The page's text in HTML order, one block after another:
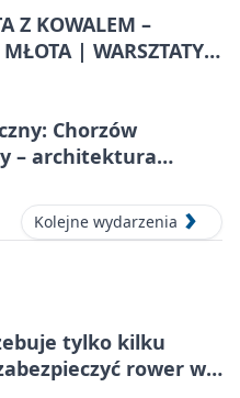
Z KOWALEM –
| WARSZTATY
Chorzów
– architektura
Kolejne wydarzenia
tylko kilku
rower w